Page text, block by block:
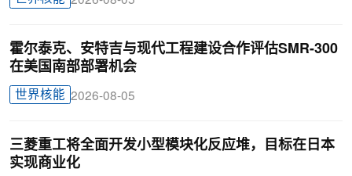
霍尔泰克、安特吉与现代工程建设合作评估SMR-300
在美国南部部署机会
世界核能 2026-08-05
三菱重工将全面开发小型模块化反应堆，目标在日本
实现商业化